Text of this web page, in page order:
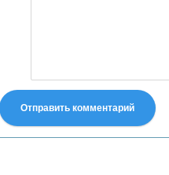
Отправить комментарий